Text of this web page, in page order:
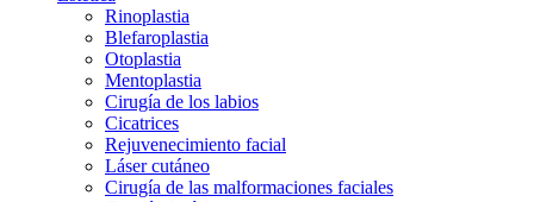
Rinoplastia
Blefaroplastia
Otoplastia
Mentoplastia
Cirugía de los labios
Cicatrices
Rejuvenecimiento facial
Láser cutáneo
Cirugía de las malformaciones faciales